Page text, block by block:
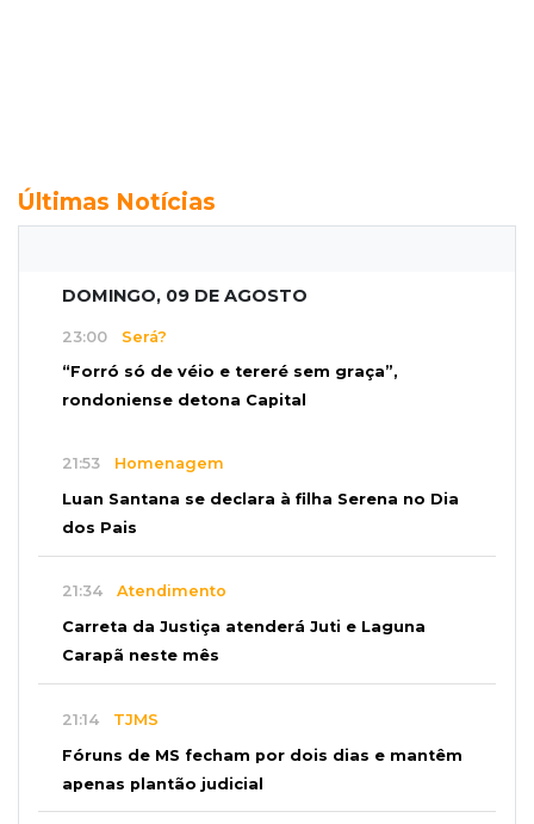
Últimas Notícias
DOMINGO, 09 DE AGOSTO
23:00 Será?
“Forró só de véio e tereré sem graça”,
rondoniense detona Capital
21:53 Homenagem
Luan Santana se declara à filha Serena no Dia
dos Pais
21:34 Atendimento
Carreta da Justiça atenderá Juti e Laguna
Carapã neste mês
21:14 TJMS
Fóruns de MS fecham por dois dias e mantêm
apenas plantão judicial